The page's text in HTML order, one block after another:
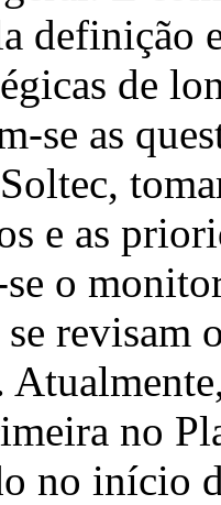
definição
de
se as
e as
o
revisam
no
no início